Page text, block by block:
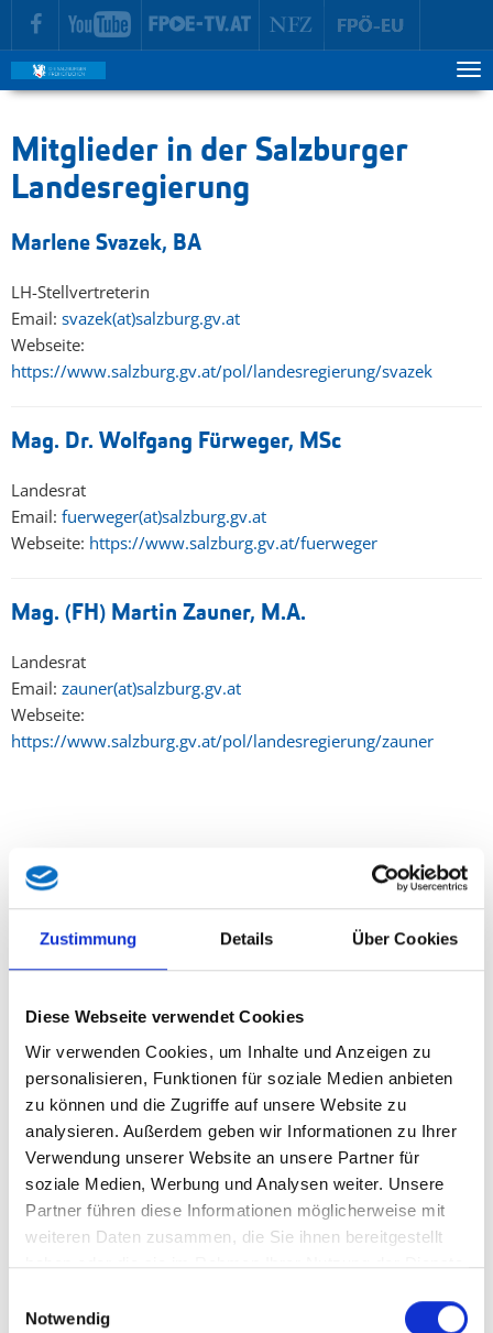
Zustimmung Details Über Cookies
Diese Webseite verwendet Cookies
Wir verwenden Cookies, um Inhalte und Anzeigen zu
personalisieren, Funktionen für soziale Medien anbieten
zu können und die Zugriffe auf unsere Website zu
analysieren. Außerdem geben wir Informationen zu Ihrer
Verwendung unserer Website an unsere Partner für
soziale Medien, Werbung und Analysen weiter. Unsere
Partner führen diese Informationen möglicherweise mit
weiteren Daten zusammen, die Sie ihnen bereitgestellt
haben oder die sie im Rahmen Ihrer Nutzung der Dienste
Notwendig
zur Hauptnavigation springen
zum Inhalt springen
Mitglieder in der Salzburger
Landesregierung
Marlene Svazek, BA
LH-Stellvertreterin
Email: svazek(at)salzburg.gv.at
Webseite:
https://www.salzburg.gv.at/pol/landesregierung/svazek
Mag. Dr. Wolfgang Fürweger, MSc
Landesrat
Email: fuerweger(at)salzburg.gv.at
Webseite: https://www.salzburg.gv.at/fuerweger
Mag. (FH) Martin Zauner, M.A.
Landesrat
Email: zauner(at)salzburg.gv.at
Webseite:
https://www.salzburg.gv.at/pol/landesregierung/zauner
Beliebteste Beiträge
und Perspektive für die Region
30. Juni 2026
Karin Berger: Rotes Pflegechaos bei den Acute Community
Nurses
15. Juli 2026
Dominic Maier: Tierheim darf nicht zur Dauerverwahrstelle
werden
17. Juli 2026